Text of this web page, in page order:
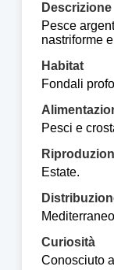
Descrizione
Pesce
nastriforme
Habitat
Fondali
Pesci e
Estate.
Curiosità
Conosciuto